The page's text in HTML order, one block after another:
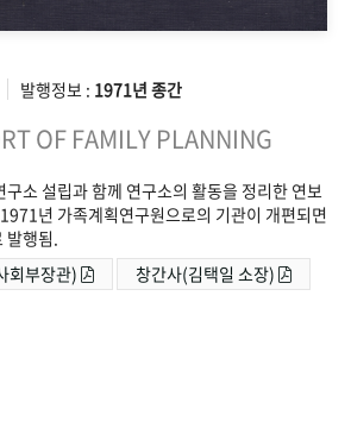
발행정보 : 1971년 종간
OF FAMILY PLANNING
소 설립과 함께 연구소의 활동을 정리한 연보
년 가족계획연구원으로의 기관이 개편되면
행됨.
회부장관)
창간사(김택일 소장)